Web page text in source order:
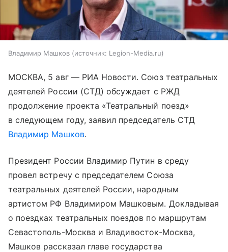
Владимир Машков источник: Legion-Media.ru
МОСКВА, 5 авг — РИА Новости. Союз театральных
деятелей России (СТД) обсуждает с РЖД
продолжение проекта «Театральный поезд»
в следующем году, заявил председатель СТД
Владимир Машков.
Президент России Владимир Путин в среду
провел встречу с председателем Союза
театральных деятелей России, народным
артистом РФ Владимиром Машковым. Докладывая
о поездках театральных поездов по маршрутам
Севастополь-Москва и Владивосток-Москва,
Машков рассказал главе государства